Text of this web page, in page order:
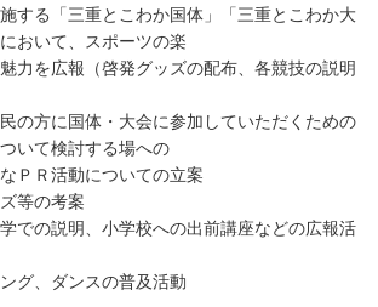
施する「三重とこわか国体」「三重とこわか大
おいて、スポーツの楽
広報（啓発グッズの配布、各競技の説明
民の方に国体・大会に参加していただくための
いて検討する場への
Ｒ活動についての立案
等の考案
学での説明、小学校への出前講座などの広報活
グ、ダンスの普及活動